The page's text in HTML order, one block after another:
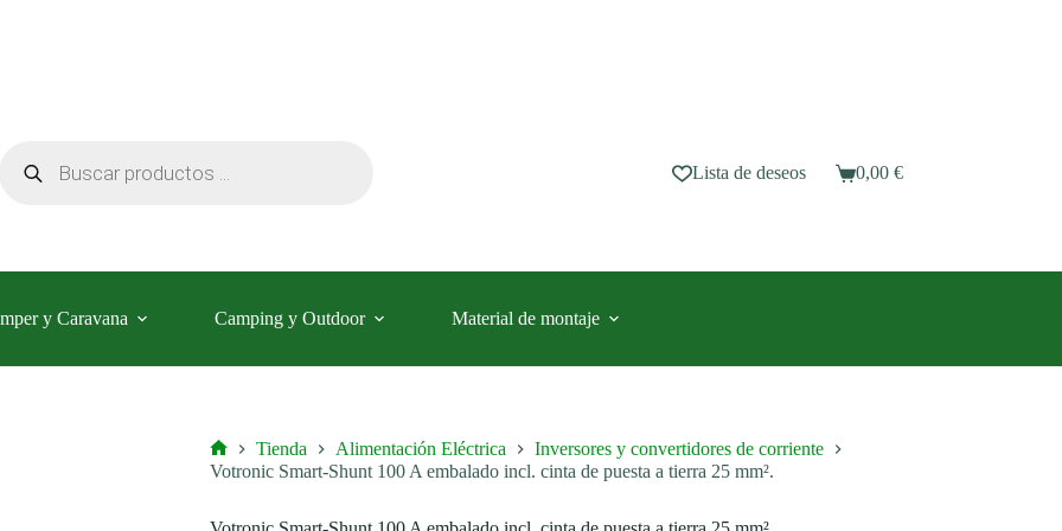
productos
Lista de deseos
Carro
0,00 €
y Caravana Camping y Outdoor Material de montaje
Inicio
Tienda Alimentación Eléctrica
Inversores y convertidores de corriente
Votronic Smart-Shunt 100 A embalado incl. cinta de puesta a tierra 25 mm².